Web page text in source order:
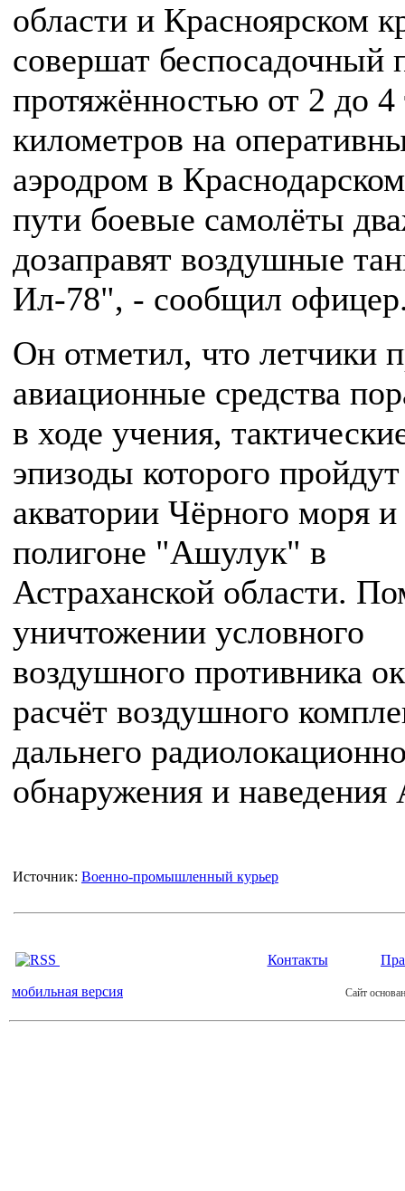
области и Красноярском
совершат беспосадочный
протяжённостью от 2 до 4
километров на
аэродром в
пути боевые самолёты
дозаправят воздушные
Ил-78", - сообщил
Он отметил, что летчики
авиационные средства
в ходе учения,
эпизоды которого
акватории Чёрного моря и
полигоне "Ашулук" в
Астраханской области.
уничтожении условного
воздушного противника
расчёт воздушного
дальнего
обнаружения и наведения
Источник: Военно-промышленный курьер
Контакты
мобильная версия Сайт